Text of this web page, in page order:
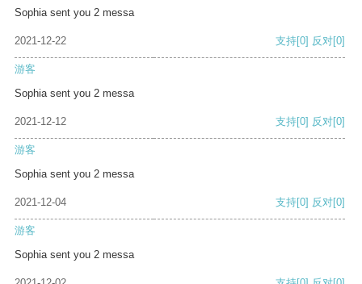
Sophia sent you 2 messa
2021-12-22 支持[0] 反对[0]
游客
Sophia sent you 2 messa
2021-12-12 支持[0] 反对[0]
游客
Sophia sent you 2 messa
2021-12-04 支持[0] 反对[0]
游客
Sophia sent you 2 messa